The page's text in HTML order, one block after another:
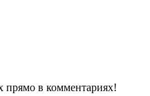
прямо в комментариях!